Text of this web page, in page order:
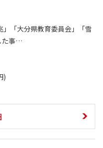
」「大分県教育委員会」「雪
た事…
)